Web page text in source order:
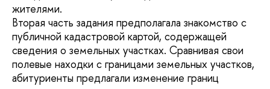
жителями.
Вторая часть задания предполагала знакомство с
публичной кадастровой картой, содержащей
сведения о земельных участках. Сравнивая свои
полевые находки с границами земельных участков,
абитуриенты предлагали изменение границ